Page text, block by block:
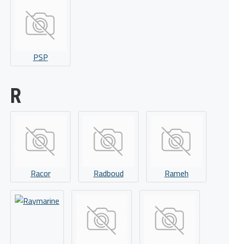
PSP
R
Racor Radboud Rameh